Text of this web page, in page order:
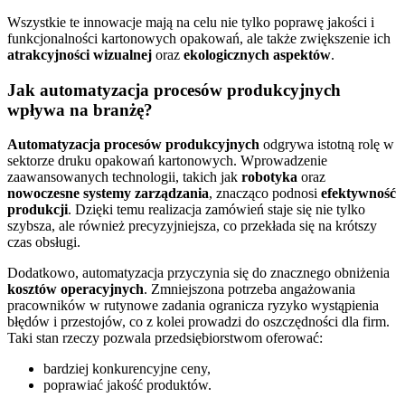
Wszystkie te innowacje mają na celu nie tylko poprawę jakości i
funkcjonalności kartonowych opakowań, ale także zwiększenie ich
atrakcyjności wizualnej oraz ekologicznych aspektów.
Jak automatyzacja procesów produkcyjnych
wpływa na branżę?
Automatyzacja procesów produkcyjnych odgrywa istotną rolę w
sektorze druku opakowań kartonowych. Wprowadzenie
zaawansowanych technologii, takich jak robotyka oraz
nowoczesne systemy zarządzania, znacząco podnosi efektywność
produkcji. Dzięki temu realizacja zamówień staje się nie tylko
szybsza, ale również precyzyjniejsza, co przekłada się na krótszy
czas obsługi.
Dodatkowo, automatyzacja przyczynia się do znacznego obniżenia
kosztów operacyjnych. Zmniejszona potrzeba angażowania
pracowników w rutynowe zadania ogranicza ryzyko wystąpienia
błędów i przestojów, co z kolei prowadzi do oszczędności dla firm.
Taki stan rzeczy pozwala przedsiębiorstwom oferować:
bardziej konkurencyjne ceny,
poprawiać jakość produktów.